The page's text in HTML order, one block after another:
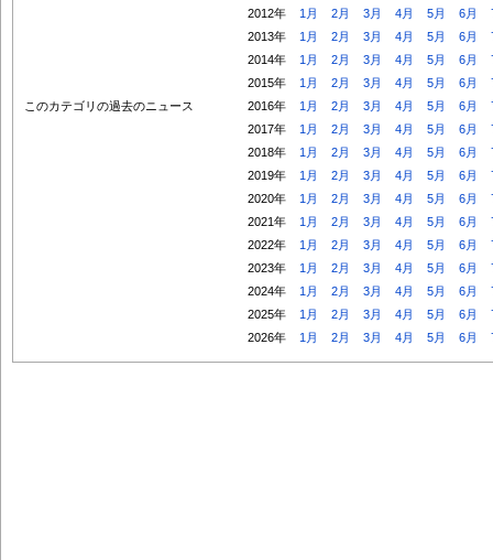
このカテゴリの過去のニュース
2012年 1月 2月 3月 4月 5月 6月
2013年
1月 2月 3月 4月 5月 6月
2014年
1月 2月 3月 4月 5月 6月
2015年
1月 2月 3月 4月 5月 6月
2016年
1月 2月 3月 4月 5月 6月
2017年
1月 2月 3月 4月 5月 6月
2018年
1月 2月 3月 4月 5月 6月
2019年
1月 2月 3月 4月 5月 6月
2020年
1月 2月 3月 4月 5月 6月
2021年
1月 2月 3月 4月 5月 6月
2022年
1月 2月 3月 4月 5月 6月
2023年
1月 2月 3月 4月 5月 6月
2024年
1月 2月 3月 4月 5月 6月
2025年
1月 2月 3月 4月 5月 6月
2026年
1月 2月 3月 4月 5月 6月